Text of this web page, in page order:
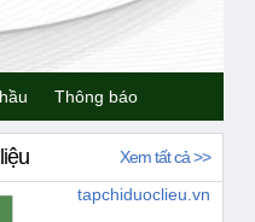
Thông báo
Xem tất cả >>
tapchiduoclieu.vn